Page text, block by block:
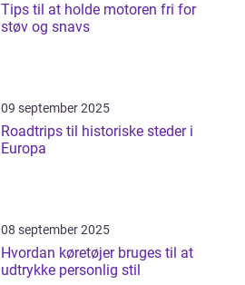
Tips til at holde motoren fri for
støv og snavs
09 september 2025
Roadtrips til historiske steder i
Europa
08 september 2025
Hvordan køretøjer bruges til at
udtrykke personlig stil